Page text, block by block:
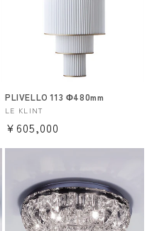
PLIVELLO 113 Φ480mm
販
売
LE KLINT
通
常
¥605,000